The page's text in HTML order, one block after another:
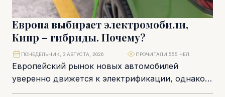
Европа выбирает электромобили,
Кипр – гибриды. Почему?
Европейский рынок новых автомобилей
уверенно движется к электрификации, однако
кипрская статистика демонстрирует более
ПОНЕДЕЛЬНИК, 3 АВГУСТА, 2026 ПРОЧИТАЛИ 555 ЧЕЛ.